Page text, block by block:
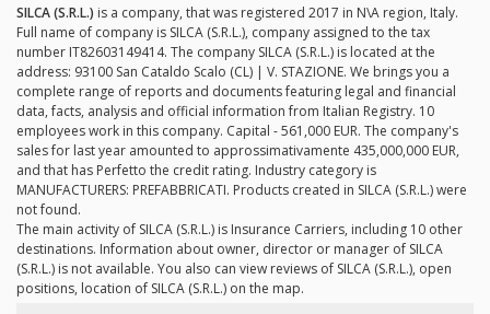
SILCA (S.R.L.) is a company, that was registered 2017 in N\A region, Italy.
Full name of company is SILCA (S.R.L.), company assigned to the tax
number IT82603149414. The company SILCA (S.R.L.) is located at the
address: 93100 San Cataldo Scalo (CL) | V. STAZIONE. We brings you a
complete range of reports and documents featuring legal and financial
data, facts, analysis and official information from Italian Registry. 10
employees work in this company. Capital - 561,000 EUR. The company's
sales for last year amounted to approssimativamente 435,000,000 EUR,
and that has Perfetto the credit rating. Industry category is
MANUFACTURERS: PREFABBRICATI. Products created in SILCA (S.R.L.) were
not found.
The main activity of SILCA (S.R.L.) is Insurance Carriers, including 10 other
destinations. Information about owner, director or manager of SILCA
(S.R.L.) is not available. You also can view reviews of SILCA (S.R.L.), open
positions, location of SILCA (S.R.L.) on the map.